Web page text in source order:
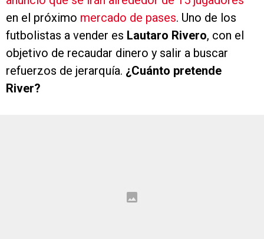
en el próximo mercado de pases. Uno de los
futbolistas a vender es Lautaro Rivero, con el
objetivo de recaudar dinero y salir a buscar
refuerzos de jerarquía. ¿Cuánto pretende
River?